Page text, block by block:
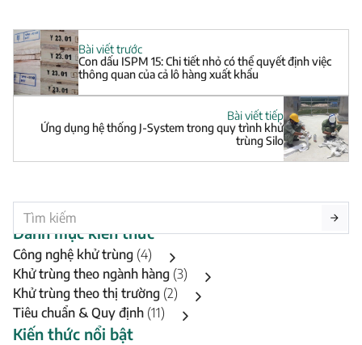
Bài viết trước
Con dấu ISPM 15: Chi tiết nhỏ có thể quyết định việc
thông quan của cả lô hàng xuất khẩu
Bài viết tiếp
Ứng dụng hệ thống J-System trong quy trình khử
trùng Silo
Danh mục kiến thức
Công nghệ khử trùng (4)
Khử trùng theo ngành hàng (3)
Khử trùng theo thị trường (2)
Tiêu chuẩn & Quy định (11)
Kiến thức nổi bật